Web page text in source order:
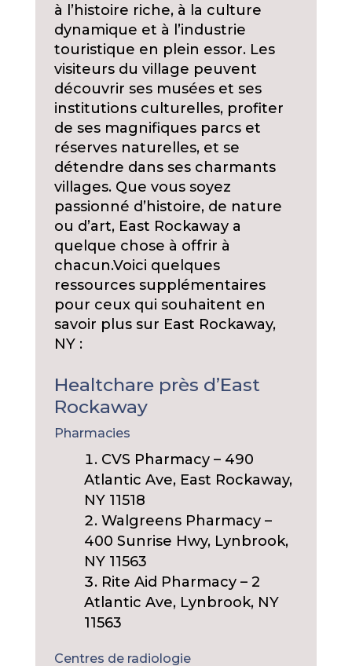
à l’histoire riche, à la culture
dynamique et à l’industrie
touristique en plein essor. Les
visiteurs du village peuvent
découvrir ses musées et ses
institutions culturelles, profiter
de ses magnifiques parcs et
réserves naturelles, et se
détendre dans ses charmants
villages. Que vous soyez
passionné d’histoire, de nature
ou d’art, East Rockaway a
quelque chose à offrir à
chacun.Voici quelques
ressources supplémentaires
pour ceux qui souhaitent en
savoir plus sur East Rockaway,
NY :
Healtchare près d’East
Rockaway
Pharmacies
CVS Pharmacy – 490
Atlantic Ave, East Rockaway,
NY 11518
Walgreens Pharmacy –
400 Sunrise Hwy, Lynbrook,
NY 11563
Rite Aid Pharmacy – 2
Atlantic Ave, Lynbrook, NY
11563
Centres de radiologie